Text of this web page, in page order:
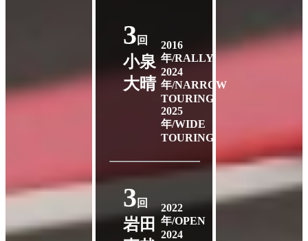
3 回
小泉
大晴
2016
年/RALLY
2024
年/NARROW
TOURING
2025
年/WIDE
TOURING
3 回
岩田
2022
年/OPEN
2024